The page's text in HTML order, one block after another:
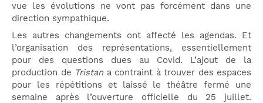
vue les évolutions ne vont pas forcément dans une
direction sympathique.
Les autres changements ont affecté les agendas. Et
l’organisation des représentations, essentiellement
pour des questions dues au Covid. L’ajout de la
production de Tristana contraint à trouver des espaces
pour les répétitions et laissé le théâtre fermé une
semaine après l’ouverture officielle du 25 juillet.